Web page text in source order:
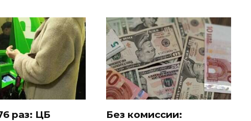
раз: ЦБ
Без комиссии: